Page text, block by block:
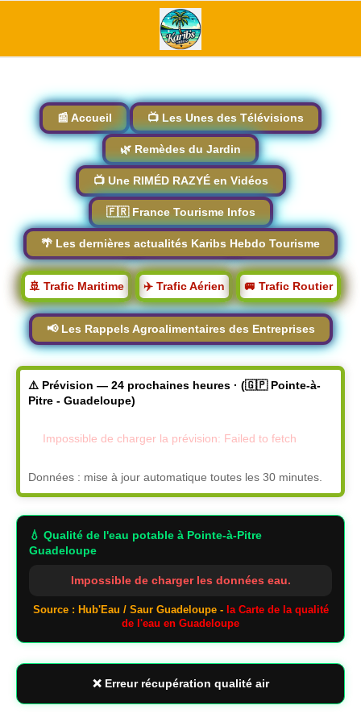
📰 Accueil 📺 Les Unes des Télévisions
🌿 Remèdes du Jardin
📺 Une RIMÉD RAZYÉ en Vidéos
🇫🇷 France Tourisme Infos
🌴 Les dernières actualités Karibs Hebdo Tourisme
🚢 Trafic Maritime ✈️ Trafic Aérien 🚐 Trafic Routier
📢 Les Rappels Agroalimentaires des Entreprises
⚠️ Prévision — 24 prochaines heures · (🇬🇵 Pointe-à-
Pitre - Guadeloupe)
Impossible de charger la prévision: Failed to fetch
Données : mise à jour automatique toutes les 30 minutes.
💧 Qualité de l'eau potable à Pointe-à-Pitre
Guadeloupe
Impossible de charger les données eau.
Source : Hub'Eau / Saur Guadeloupe - la Carte de la qualité
de l'eau en Guadeloupe
❌ Erreur récupération qualité air